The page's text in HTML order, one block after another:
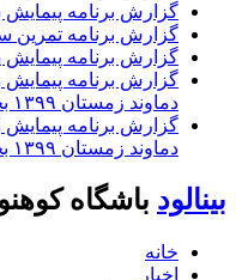
گزارش برنامه پیمایش
گزارش برنامه تمرین
گزارش برنامه پیمایش
گزارش برنامه
دماوند زمستان ۱۳۹۹ بخش دوم
گزارش برنامه
دماوند زمستان ۱۳۹۹ بخش اول
بينالود باشگاه
خانه
اخبار